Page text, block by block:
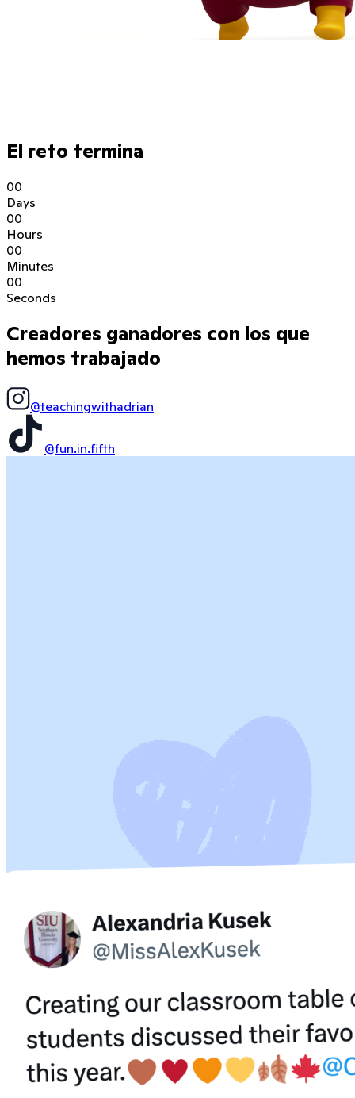
El reto termina
00
Days
00
Hours
00
Minutes
00
Seconds
Creadores ganadores con los que
hemos trabajado
@teachingwithadrian
@fun.in.fifth